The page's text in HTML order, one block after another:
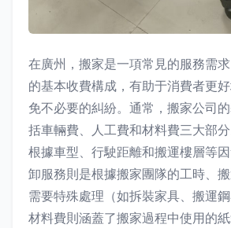
在廣州，搬家是一項常見的服務需求
的基本收費構成，有助于消費者更
免不必要的糾紛。通常，搬家公司
括車輛費、人工費和材料費三大部分
根據車型、行駛距離和搬運樓層等因
卸服務則是根據搬家團隊的工時、
需要特殊處理（如拆裝家具、搬運鋼琴
材料費則涵蓋了搬家過程中使用的紙箱